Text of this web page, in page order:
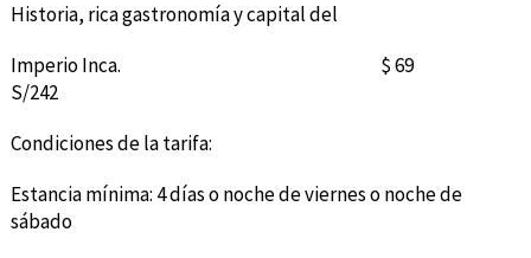
Historia, rica gastronomía y capital del
Imperio Inca. $ 69
S/242
Condiciones de la tarifa:
Estancia mínima: 4 días o noche de viernes o noche de
sábado